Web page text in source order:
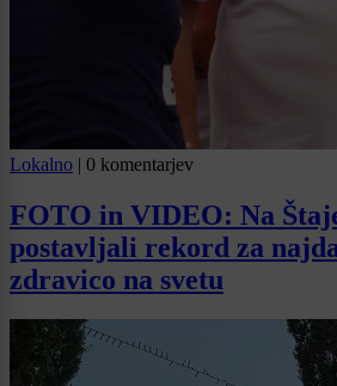
Lokalno | 0 komentarjev
FOTO in VIDEO: Na
postavljali rekord za
zdravico na svetu